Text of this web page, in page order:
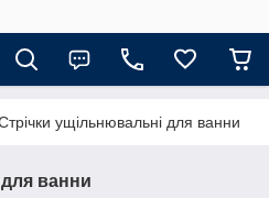
ущільнювальні для ванни
ванни